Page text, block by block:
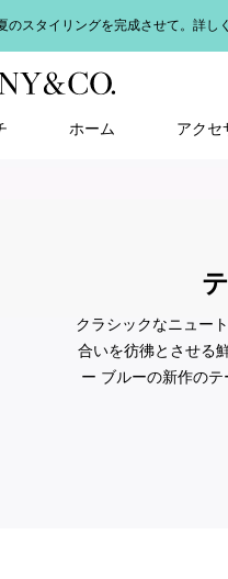
のスタイリングを完成させて。詳し
ホーム アクセ
クラシックなニュー
合いを彷彿とさせる
ー ブルーの新作のテ